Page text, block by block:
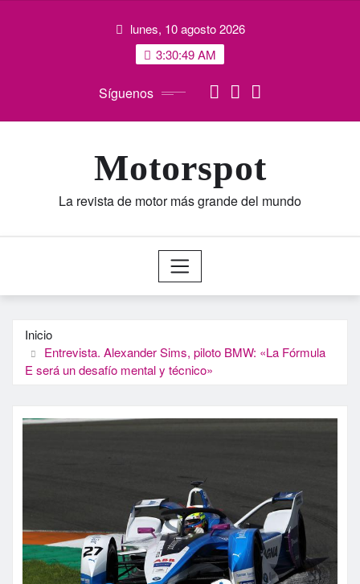
lunes, 10 agosto 2026
3:30:49 AM
Síguenos
Motorspot
La revista de motor más grande del mundo
Inicio
Entrevista. Alexander Sims, piloto BMW: «La Fórmula
E será un desafío mental y técnico»